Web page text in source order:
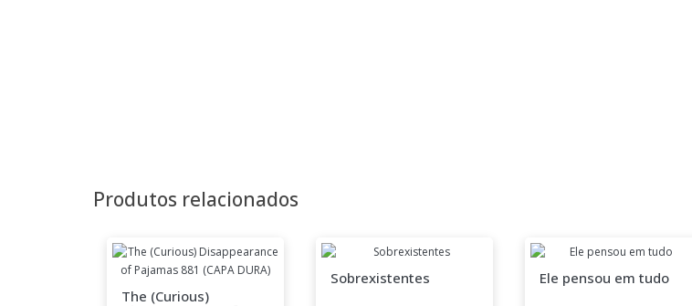
Produtos relacionados
The (Curious)
Sobrexistentes Ele pensou em tudo